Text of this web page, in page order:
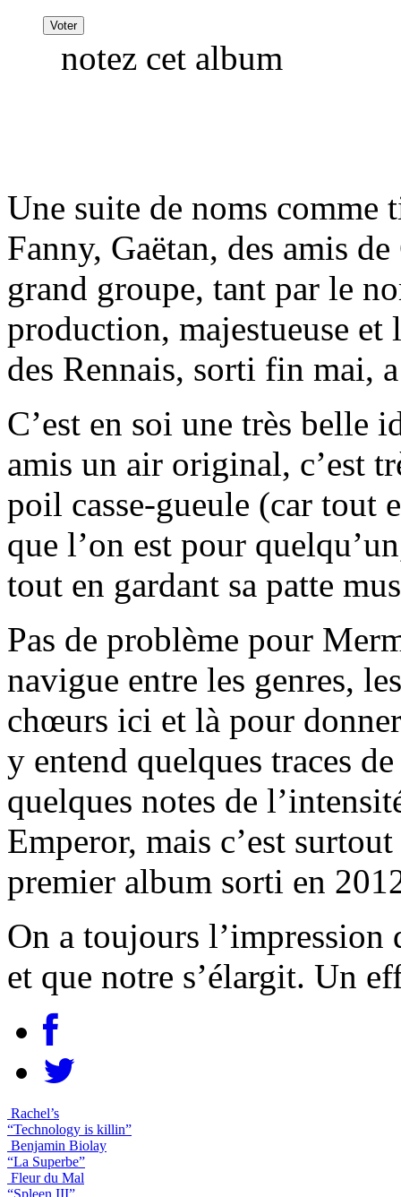
notez cet album
Une suite de noms comme
Fanny, Gaëtan, des amis
grand groupe, tant par le
production, majestueuse
des Rennais, sorti fin mai,
C’est en soi une très belle
amis un air original, c’est
poil casse-gueule (car tout
que l’on est pour
tout en gardant sa patte
Pas de problème pour
navigue entre les genres,
chœurs ici et là pour
y entend quelques traces
quelques notes de
Emperor, mais c’est
premier album sorti en
On a toujours l’impression
et que notre s’élargit. Un
Rachel’s
“Technology is killin”
Benjamin Biolay
“La Superbe”
Fleur du Mal
“Spleen III”